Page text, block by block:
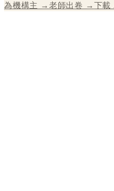
為機構主 → 老師出卷 → 下載